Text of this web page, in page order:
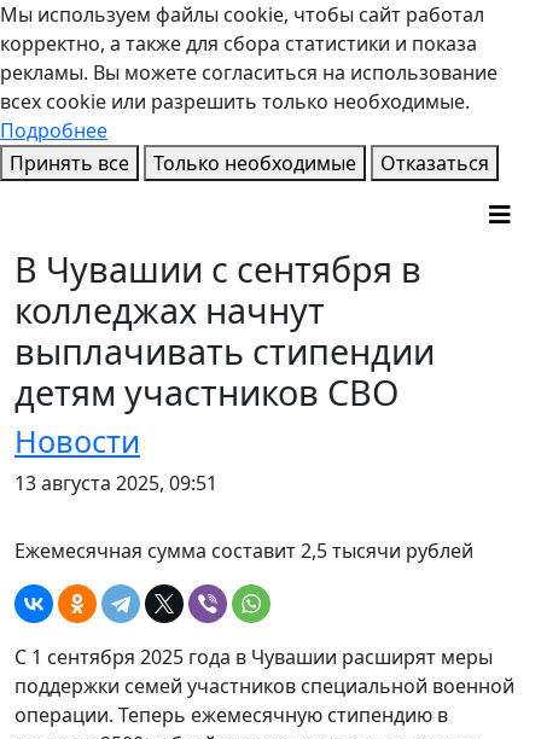
Мы используем файлы cookie, чтобы сайт работал
корректно, а также для сбора статистики и показа
рекламы. Вы можете согласиться на использование
всех cookie или разрешить только необходимые.
Подробнее
Принять все
Только необходимые Отказаться
В Чувашии с сентября в
колледжах начнут
выплачивать стипендии
детям участников СВО
Новости
13 августа 2025, 09:51
Ежемесячная сумма составит 2,5 тысячи рублей
С 1 сентября 2025 года в Чувашии расширят меры
поддержки семей участников специальной военной
операции. Теперь ежемесячную стипендию в